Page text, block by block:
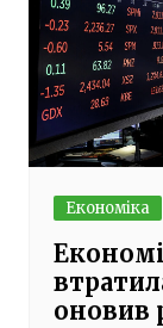
Економіка
оновив